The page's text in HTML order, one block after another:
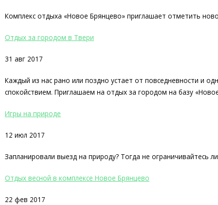
Комплекс отдыха «Новое Брянцево» приглашает отметить
Отдых за городом в Твери
31 авг 2017
Каждый из нас рано или поздно устает от повседневности и
спокойствием. Приглашаем на отдых за городом на базу
Игры на природе
12 июл 2017
Запланировали выезд на природу? Тогда не
Отдых весной в комплексе Новое Брянцево
22 фев 2017